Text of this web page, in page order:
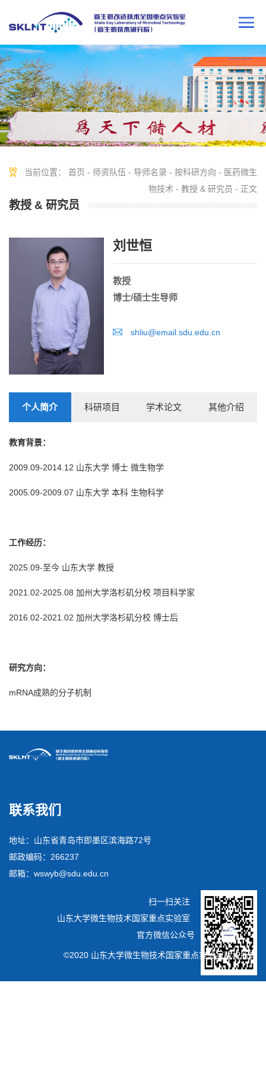
当前位置： 首页 - 师资队伍 - 导师名录 - 按科研方向 - 医药微生
物技术 - 教授 & 研究员 - 正文
教授 & 研究员
刘世恒
教授
博士/硕士生导师
shliu@email.sdu.edu.cn
个人简介 科研项目 学术论文 其他介绍
教育背景：
2009.09-2014.12 山东大学 博士 微生物学
2005.09-2009.07 山东大学 本科 生物科学
工作经历：
2025.09-至今 山东大学 教授
2021.02-2025.08 加州大学洛杉矶分校 项目科学家
2016.02-2021.02 加州大学洛杉矶分校 博士后
研究方向：
mRNA成熟的分子机制
联系我们
地址：山东省青岛市即墨区滨海路72号
邮政编码：266237
邮箱：wswyb@sdu.edu.cn
扫一扫关注
山东大学微生物技术国家重点实验室
官方微信公众号
©2020 山东大学微生物技术国家重点实验室版权所有